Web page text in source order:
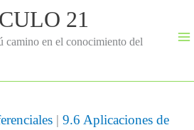
21
camino en el conocimiento del
| 9.6 Aplicaciones de